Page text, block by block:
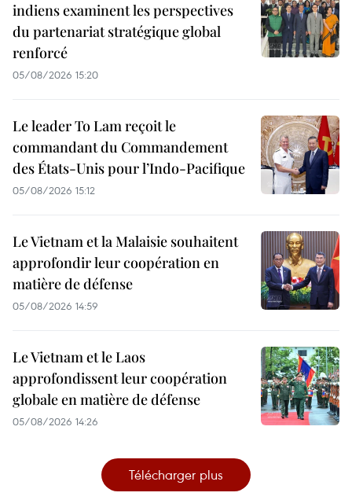
indiens examinent les perspectives
du partenariat stratégique global
renforcé
05/08/2026 15:20
Le leader To Lam reçoit le
commandant du Commandement
des États-Unis pour l’Indo-Pacifique
05/08/2026 15:12
Le Vietnam et la Malaisie souhaitent
approfondir leur coopération en
matière de défense
05/08/2026 14:59
Le Vietnam et le Laos
approfondissent leur coopération
globale en matière de défense
05/08/2026 14:26
Télécharger plus